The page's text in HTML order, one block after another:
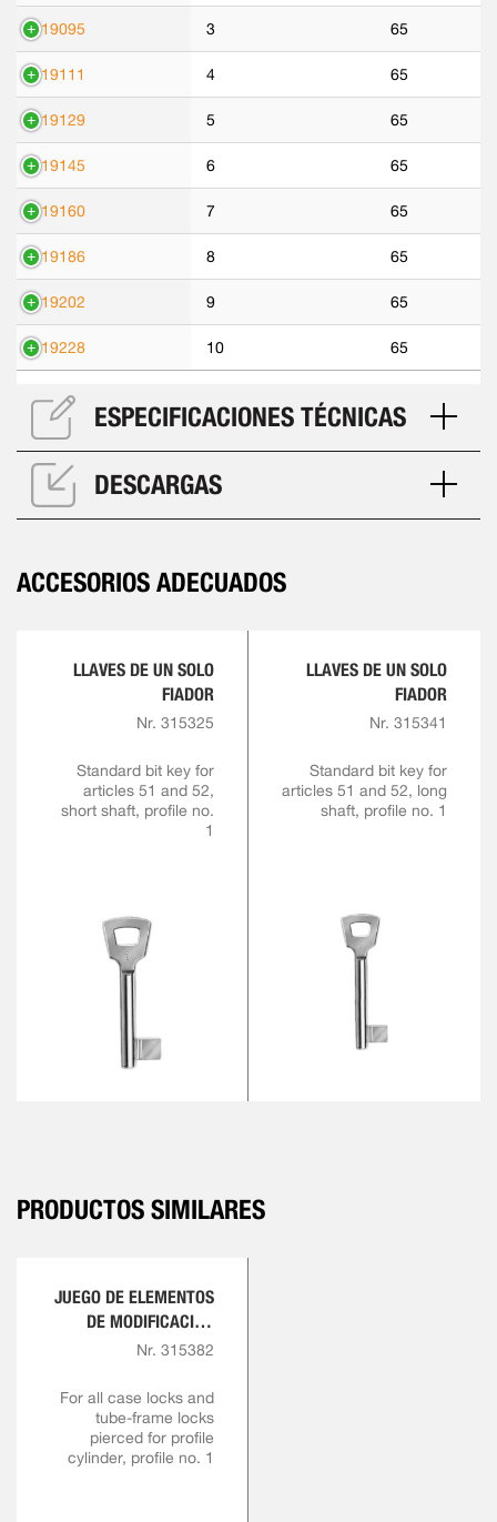
319095 3 65
319111 4 65
319129 5 65
319145 6 65
319160 7 65
319186 8 65
319202 9 65
319228 10 65
ESPECIFICACIONES TÉCNICAS
DESCARGAS
ACCESORIOS ADECUADOS
LLAVES DE UN SOLO
FIADOR
Nr. 315325
Standard bit key for
articles 51 and 52,
short shaft, profile no.
1
LLAVES DE UN SOLO
FIADOR
Nr. 315341
Standard bit key for
articles 51 and 52, long
shaft, profile no. 1
PRODUCTOS SIMILARES
JUEGO DE ELEMENTOS
DE MODIFICACIÓN
RETROACTIVA CON UN
Nr. 315382
For all case locks and
tube-frame locks
pierced for profile
cylinder, profile no. 1